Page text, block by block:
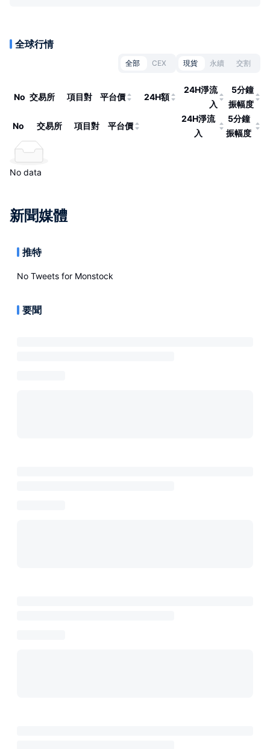
全球行情
全部 CEX 現貨 永續 交割
No 交易所 項目對 平台價 24H額
24H淨流
入
5分鐘
振幅度
No 交易所 項目對 平台價
24H淨流
入
5分鐘
振幅度
No data
新聞媒體
推特
No Tweets for Monstock
要聞